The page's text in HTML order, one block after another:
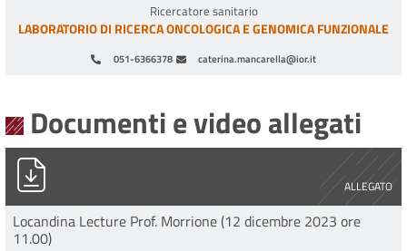
051-6366378 caterina.mancarella@ior.it
Ricercatore sanitario
LABORATORIO DI RICERCA ONCOLOGICA E GENOMICA FUNZIONALE
Documenti e video allegati
ALLEGATO
Lecture MORRIONE.pdf
Locandina Lecture Prof. Morrione (12 dicembre 2023 ore
11.00)